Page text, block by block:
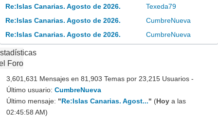
Re:Islas Canarias. Agosto de 2026.
Texeda79
Re:Islas Canarias. Agosto de 2026.
CumbreNueva
Re:Islas Canarias. Agosto de 2026.
CumbreNueva
Foro
3,601,631 Mensajes en 81,903 Temas por 23,215 Usuarios -
Último usuario: CumbreNueva
Último mensaje: "Re:Islas Canarias. Agost..." (Hoy a las
02:45:58 AM)